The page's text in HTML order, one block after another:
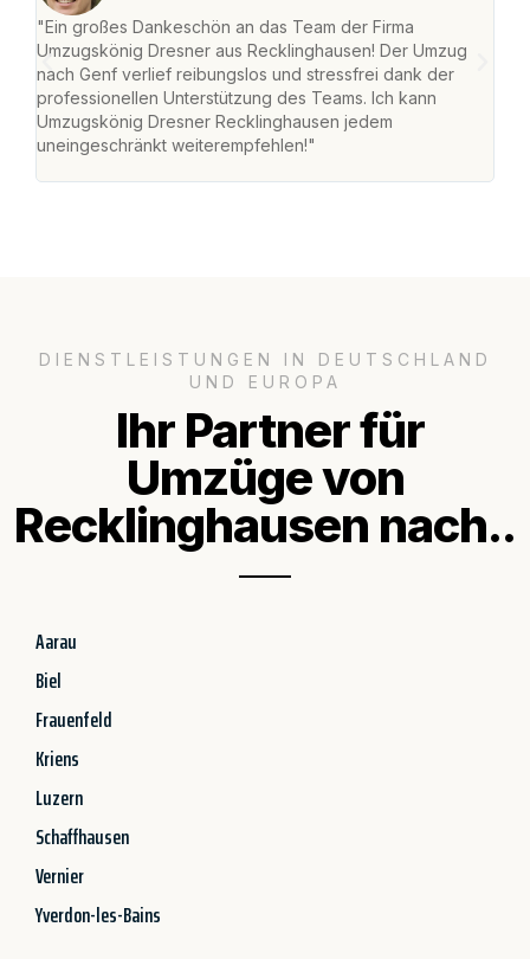
"Ein großes Dankeschön an das Team der Firma
Umzugskönig Dresner aus Recklinghausen! Der Umzug
nach Genf verlief reibungslos und stressfrei dank der
professionellen Unterstützung des Teams. Ich kann
Umzugskönig Dresner Recklinghausen jedem
uneingeschränkt weiterempfehlen!"
DIENSTLEISTUNGEN IN DEUTSCHLAND
UND EUROPA
Ihr Partner für
Umzüge von
Recklinghausen nach..
Aarau
Biel
Frauenfeld
Kriens
Luzern
Schaffhausen
Vernier
Yverdon-les-Bains